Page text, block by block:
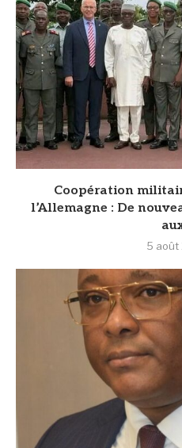
Coopération
l’Allemagne : De
5 août